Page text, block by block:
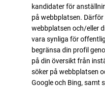
kandidater för
på webbplatsen.
webbplatsen och/eller
vara synliga för
begränsa din profil
på din översikt från
söker på webbplatsen
Google och Bing, samt